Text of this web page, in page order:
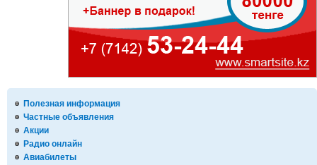
Полезная информация
Частные объявления
Акции
Радио онлайн
Авиабилеты